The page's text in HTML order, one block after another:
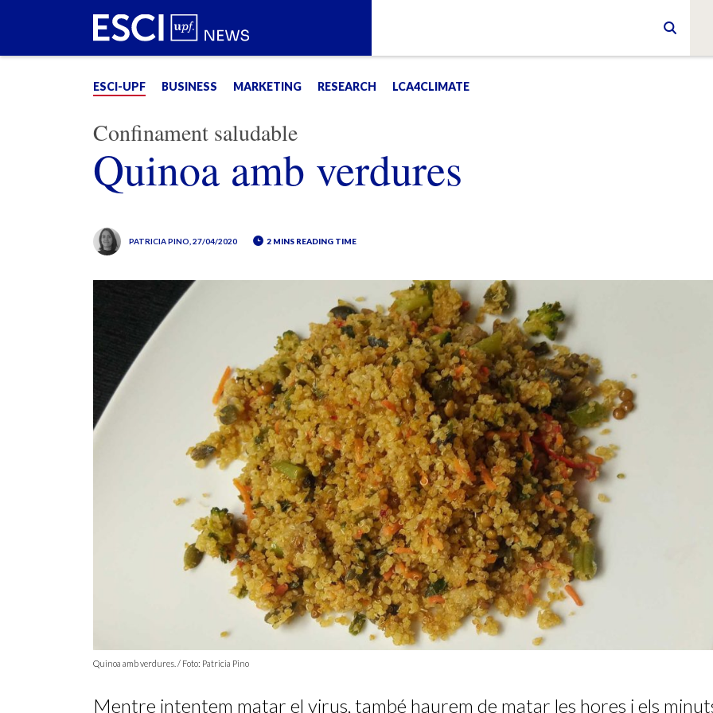
ESCI-UPF BUSINESS MARKETING RESEARCH LCA4CLIMATE
Confinament saludable
Quinoa amb verdures
PATRICIA PINO , 27/04/2020 2 MINS READING TIME
Quinoa amb verdures. / Foto: Patricia Pino
Mentre intentem matar el virus, també haurem de matar les hores i els